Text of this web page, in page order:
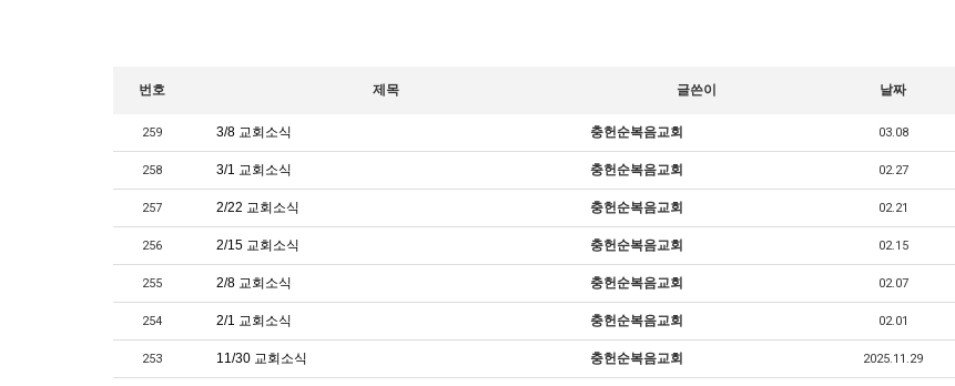
번호 제목 글쓴이 날짜
259 3/8 교회소식 충헌순복음교회 03.08
258 3/1 교회소식 충헌순복음교회 02.27
257 2/22 교회소식 충헌순복음교회 02.21
256 2/15 교회소식 충헌순복음교회 02.15
255 2/8 교회소식 충헌순복음교회 02.07
254 2/1 교회소식 충헌순복음교회 02.01
253 11/30 교회소식 충헌순복음교회 2025.11.29